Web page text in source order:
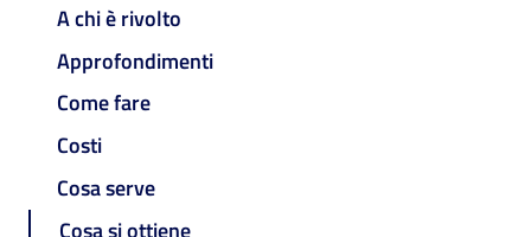
A chi è rivolto
Approfondimenti
Come fare
Costi
Cosa serve
Cosa si ottiene